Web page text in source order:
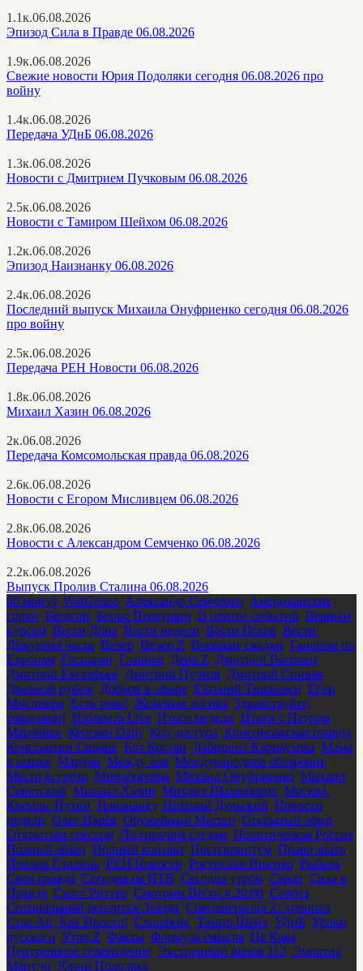
1.1к.06.08.2026
Эпизод Сила в Правде 06.08.2026
1.9к.06.08.2026
Свежие новости Юрия Подоляки сегодня 06.08.2026 про
войну
1.4к.06.08.2026
Передача УДнБ 06.08.2026
1.3к.06.08.2026
Новости с Дмитрием Пучковым 06.08.2026
2.5к.06.08.2026
Новости с Тамиром Шейхом 06.08.2026
1.2к.06.08.2026
Эпизод Наизнанку 06.08.2026
2.4к.06.08.2026
Последний выпуск Михаила Онуфриенко сегодня 06.08.2026
про войну
2.5к.06.08.2026
Передача РЕН Новости 06.08.2026
1.8к.06.08.2026
Михаил Хазин 06.08.2026
2к.06.08.2026
Передача Комсомольская правда 06.08.2026
2.6к.06.08.2026
Новости с Егором Мисливцем 06.08.2026
2.8к.06.08.2026
Новости с Александром Семченко 06.08.2026
2.2к.06.08.2026
Выпуск Пролив Сталина 06.08.2026
60 минут, WarGonzo Александр Семченко Американские
горки Бесогон Борис Первушин В центре событий Верным
курсом Вести Дона Вести недели Вести Псков Вести.
Дежурная часть Вечер Вечер Z Военные сводки Галопом по
Европам Гаспарян Главное День Z Дмитрий Василец
Дмитрий Евстафьев Дмитрий Пучков Дмитрий Спивак
Дневной рубеж Добров в эфире Евгений Тишковец Егор
Мисливец Есть тема! Железная логика Здравствуйте,
товарищи! Изолента Live Итоги недели Итоги с Петром
Марченко Кеосаян Daily, Код доступа Комсомольская правда
Константин Сивков Кот Костян Лабиринт Карнаухова Мама
в шапке Мардан Между тем Международное обозрение
Место встречи Минобороны Михаил Онуфриенко Михаил
Советский Михаил Хазин Михаил Шахназаров Москва.
Кремль. Путин Наизнанку, Николай Дульский Новости
недели Олег Царёв Оружейный Мастер Открытый эфир
Открытым текстом По горячим следам Политическая Россия
Полный абзац Полный контакт, Постскриптум Право знать
Пролив Сталина РЕН Новости Ростислав Ищенко Рыбарь
Своя правда Сегодня на НТВ Сегодня утром Сенат, Сила в
Правде Скотт Риттер Смотрим Вести в 20:00 Совбез
Специальный репортаж Звезда Спецоперация Z: хроника
Стас Ай, Как Просто! Стопфейк Тамир Шейх УДнБ Уроки
русского Утро Z Факты Формула смысла Це Кава
Центральное телевидение Экстренный вызов 112 Эмпатия
Манучи Юрий Подоляка